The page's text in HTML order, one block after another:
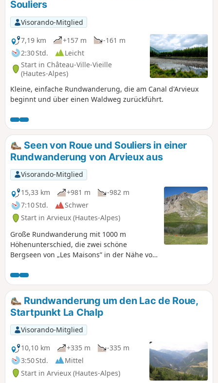
Souliers
Visorando-Mitglied
7,19 km
+157 m
-161 m
2:30 Std.
Leicht
Start in Château-Ville-Vieille
(Hautes-Alpes)
Kleine, einfache Rundwanderung, die am Canal d'Arvieux
beginnt und über einen Waldweg zurückführt.
Seen von Roue und Souliers in einer
Rundwanderung von Arvieux aus
Visorando-Mitglied
15,33 km
+981 m
-982 m
7:10 Std.
Schwer
Start in Arvieux (Hautes-Alpes)
Große Rundwanderung mit 1000 m
Höhenunterschied, die zwei schöne
Bergseen von „Les Maisons” in der Nähe von
Rundwanderung um den Lac de Roue,
Startpunkt La Chalp
Visorando-Mitglied
10,10 km
+335 m
-335 m
3:50 Std.
Mittel
Start in Arvieux (Hautes-Alpes)